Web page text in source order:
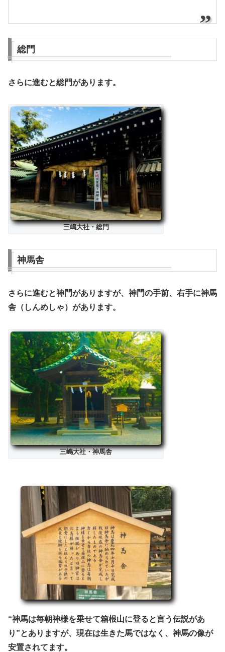
総門
さらに進むと総門があります。
三嶋大社・総門
神馬舎
さらに進むと神門がありますが、神門の手前、右手に神馬
舎（しんめしゃ）があります。
三嶋大社・神馬舎
“神馬は毎朝神様を乗せて箱根山に登ると言う伝説があ
り”とありますが、現在は生きた馬ではなく、神馬の像が
安置されてます。